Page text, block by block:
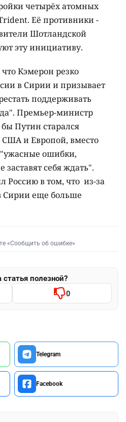
четырёх атомных
Её противники -
Шотландской
эту инициативу.
Кэмерон резко
в Сирии и призывает
поддерживать
Премьер-министр
Путин старался
и Европой, вместо
"ужасные ошибки,
заставят себя ждать".
Россию в том, что из-за
Сирии еще больше
«Сообщить об ошибке»
полезной?
0
Telegram
Facebook